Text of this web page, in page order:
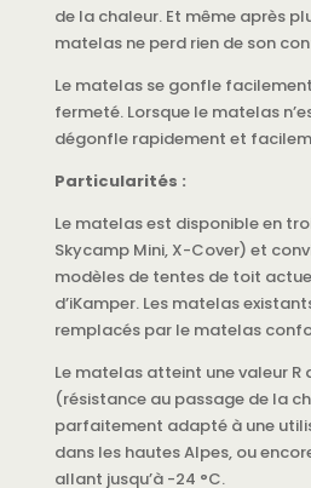
de la chaleur. Et même après
matelas ne perd rien de son
Le matelas se gonfle
fermeté. Lorsque le matelas
dégonfle rapidement et
Particularités :
Le matelas est disponible en
Skycamp Mini, X-Cover) et
modèles de tentes de toit
d’iKamper. Les matelas
remplacés par le matelas
Le matelas atteint une valeur R
(résistance au passage de la
parfaitement adapté à une
dans les hautes Alpes, ou
allant jusqu’à -24 °C.